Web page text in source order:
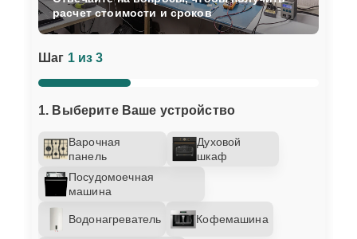
Шаг 1 из 3
1. Выберите Ваше устройство
Варочная
панель
Духовой
шкаф
Посудомоечная
машина
Водонагреватель Кофемашина
расчет стоимости и сроков